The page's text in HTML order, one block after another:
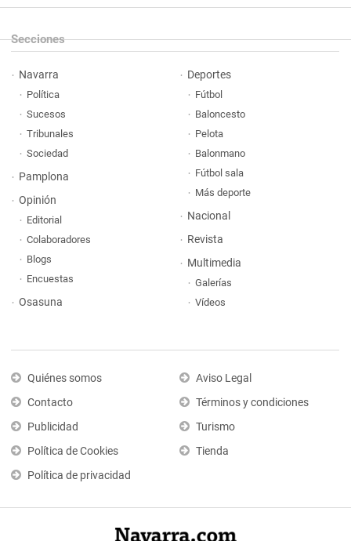
Secciones
Navarra
Política
Sucesos
Tribunales
Sociedad
Pamplona
Opinión
Editorial
Colaboradores
Blogs
Encuestas
Osasuna
Deportes
Fútbol
Baloncesto
Pelota
Balonmano
Fútbol sala
Más deporte
Nacional
Revista
Multimedia
Galerías
Vídeos
Quiénes somos
Contacto
Publicidad
Política de Cookies
Política de privacidad
Aviso Legal
Términos y condiciones
Turismo
Tienda